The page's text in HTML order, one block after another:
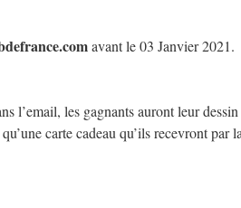
avant le 03 Janvier 2021.
l’email, les gagnants auront leur
carte cadeau qu’ils recevront par